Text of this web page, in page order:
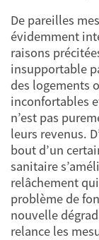
De pareilles
évidemment
raisons
insupportable
des logements
inconfortables
n’est pas
leurs revenus.
bout d’un
sanitaire
relâchement
problème de
nouvelle
relance les